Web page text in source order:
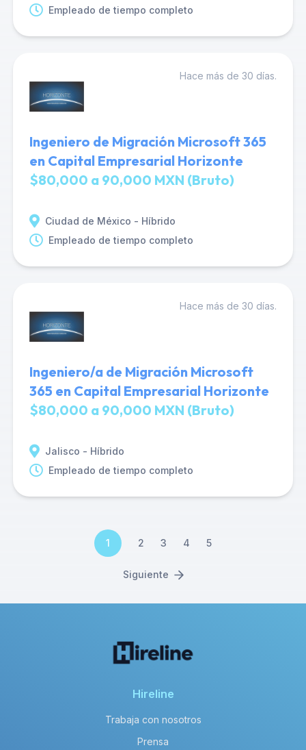
Empleado de tiempo completo
Hace más de 30 días.
Ingeniero de Migración Microsoft 365
en Capital Empresarial Horizonte
$80,000 a 90,000 MXN (Bruto)
Ciudad de México - Híbrido
Empleado de tiempo completo
Hace más de 30 días.
Ingeniero/a de Migración Microsoft
365 en Capital Empresarial Horizonte
$80,000 a 90,000 MXN (Bruto)
Jalisco - Híbrido
Empleado de tiempo completo
1 2 3 4 5
Siguiente
Hireline
Trabaja con nosotros
Prensa